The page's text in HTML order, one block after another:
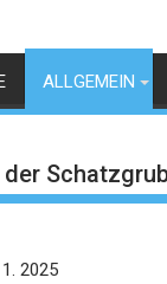
ALLGEMEIN
2025